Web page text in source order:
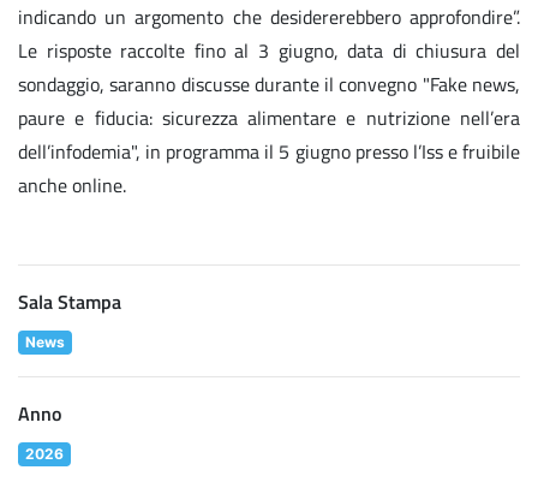
indicando un argomento che desidererebbero approfondire”.
Le risposte raccolte fino al 3 giugno, data di chiusura del
sondaggio, saranno discusse durante il convegno "Fake news,
paure e fiducia: sicurezza alimentare e nutrizione nell’era
dell’infodemia", in programma il 5 giugno presso l’Iss e fruibile
anche online.
Sala Stampa
News
Anno
2026